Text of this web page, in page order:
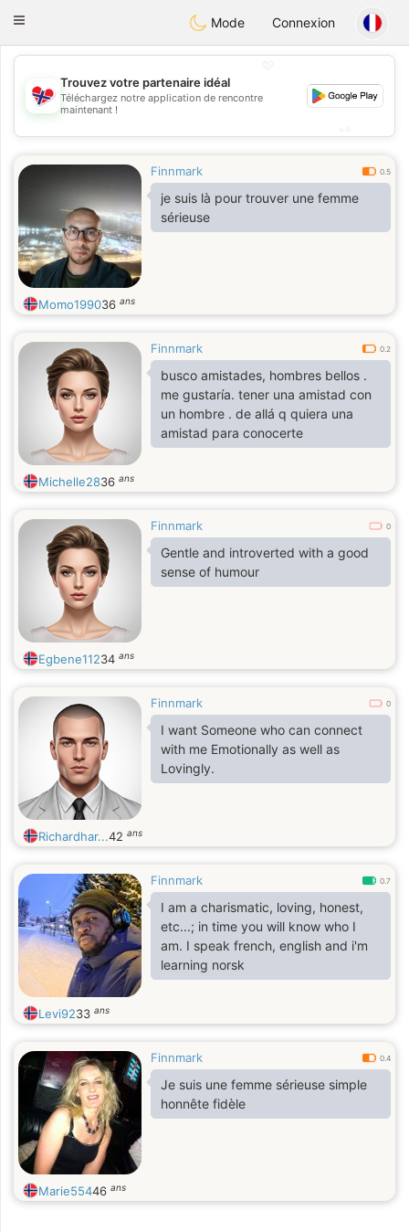
EkteNordmenn
Toggle
Mode Connexion
💖
💕
Trouvez votre partenaire idéal
Téléchargez notre application de rencontre
maintenant !
Finnmark 0.5
je suis là pour trouver une femme
sérieuse
Momo199036 ans
Finnmark 0.2
busco amistades, hombres bellos .
me gustaría. tener una amistad con
un hombre . de allá q quiera una
amistad para conocerte
Michelle2836 ans
Finnmark 0
Gentle and introverted with a good
sense of humour
Egbene11234 ans
Finnmark 0
I want Someone who can connect
with me Emotionally as well as
Lovingly.
Richardhar...42 ans
Finnmark 0.7
I am a charismatic, loving, honest,
etc...; in time you will know who I
am. I speak french, english and i'm
learning norsk
Levi9233 ans
Finnmark 0.4
Je suis une femme sérieuse simple
honnête fidèle
Marie55446 ans